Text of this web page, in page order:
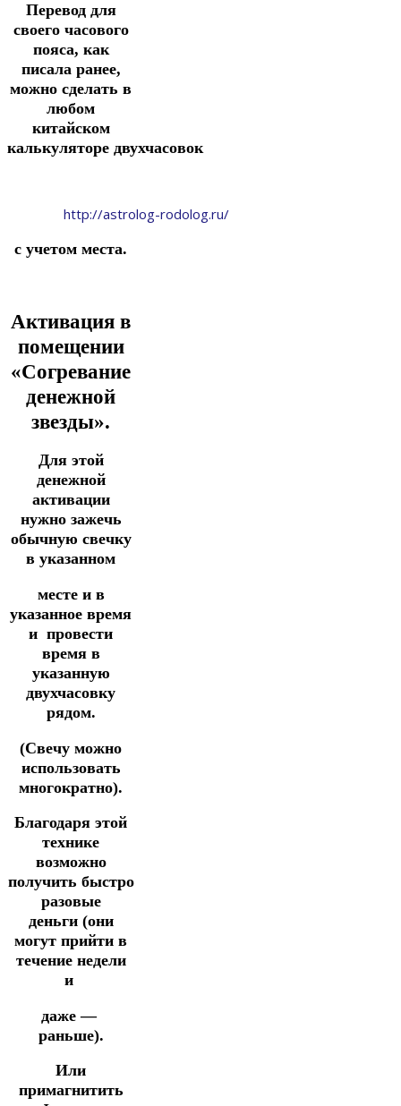
Перевод для
своего часового
пояса, как
писала ранее,
можно сделать в
любом
китайском
калькуляторе двухчасовок
http://astrolog-rodolog.ru/
с учетом места.
Активация в
помещении
«Согревание
денежной
звезды».
Для этой
денежной
активации
нужно зажечь
обычную свечку
в указанном
месте и в
указанное время
и провести
время в
указанную
двухчасовку
рядом.
(Свечу можно
использовать
многократно).
Благодаря этой
технике
возможно
получить быстро
разовые
деньги (они
могут прийти в
течение недели
и
даже —
раньше).
Или
примагнитить